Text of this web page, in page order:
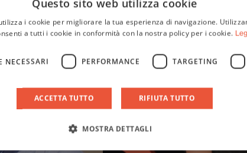
Questo sito web utilizza cookie
i cookie per migliorare la tua esperienza di navigazione.
a tutti i cookie in conformità con la nostra policy per i cookie.
NECESSARI PERFORMANCE TARGETING
ACCETTA TUTTO RIFIUTA TUTTO
MOSTRA DETTAGLI